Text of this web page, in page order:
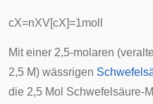
cX=nXV[cX]=1mo
Mit einer 2,5-molaren
2,5 M) wässrigen
die 2,5 Mol Schwefelsäure-